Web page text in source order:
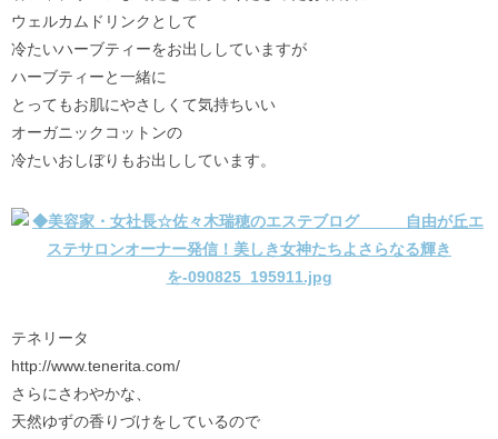
ウェルカムドリンクとして
冷たいハーブティーをお出ししていますが
ハーブティーと一緒に
とってもお肌にやさしくて気持ちいい
オーガニックコットンの
冷たいおしぼりもお出ししています。
テネリータ
http://www.tenerita.com/
さらにさわやかな、
天然ゆずの香りづけをしているので